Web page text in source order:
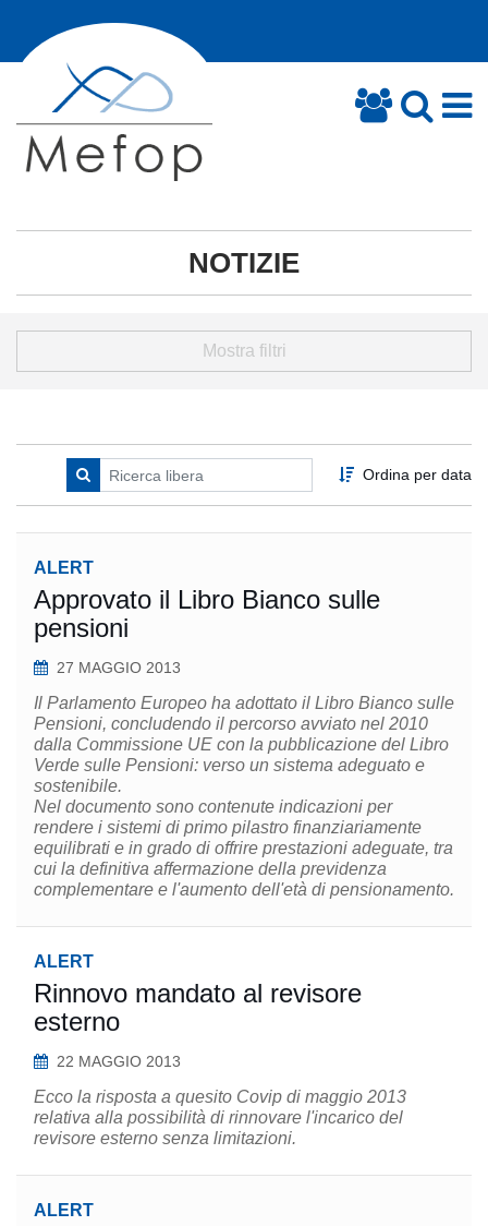
NOTIZIE
Mostra filtri
Ordina per data
ALERT
Approvato il Libro Bianco sulle
pensioni
27 MAGGIO 2013
Il Parlamento Europeo ha adottato il Libro Bianco sulle
Pensioni, concludendo il percorso avviato nel 2010
dalla Commissione UE con la pubblicazione del Libro
Verde sulle Pensioni: verso un sistema adeguato e
sostenibile.
Nel documento sono contenute indicazioni per
rendere i sistemi di primo pilastro finanziariamente
equilibrati e in grado di offrire prestazioni adeguate, tra
cui la definitiva affermazione della previdenza
complementare e l'aumento dell'età di pensionamento.
ALERT
Rinnovo mandato al revisore
esterno
22 MAGGIO 2013
Ecco la risposta a quesito Covip di maggio 2013
relativa alla possibilità di rinnovare l'incarico del
revisore esterno senza limitazioni.
ALERT